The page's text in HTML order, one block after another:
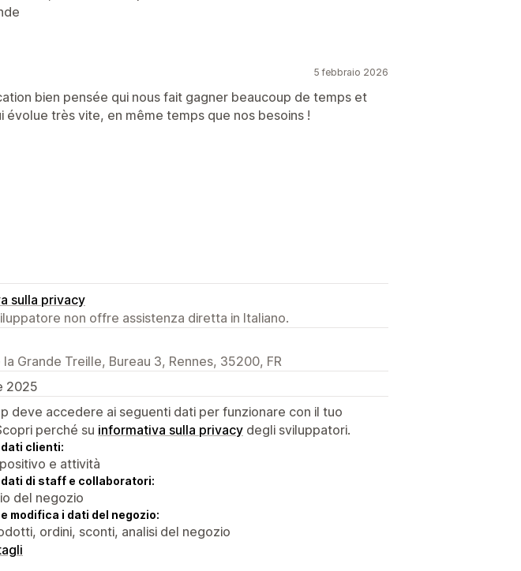
5 febbraio 2026
bien pensée qui nous fait gagner beaucoup de temps et
évolue très vite, en même temps que nos besoins !
sulla privacy
non offre assistenza diretta in Italiano.
Grande Treille, Bureau 3, Rennes, 35200, FR
2025
deve accedere ai seguenti dati per funzionare con il tuo
perché su informativa sulla privacy degli sviluppatori.
clienti:
e attività
di staff e collaboratori:
del negozio
modifica i dati del negozio:
ordini, sconti, analisi del negozio